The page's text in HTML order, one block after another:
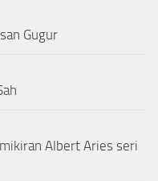
Gugur
Albert Aries seri